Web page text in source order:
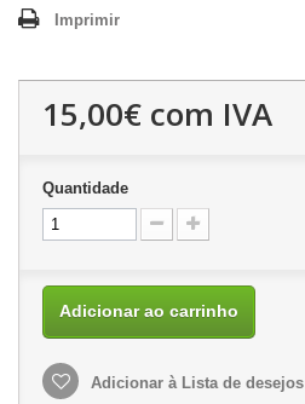
Imprimir
15,00€ com IVA
Quantidade
Adicionar ao carrinho
Adicionar à Lista de desejos